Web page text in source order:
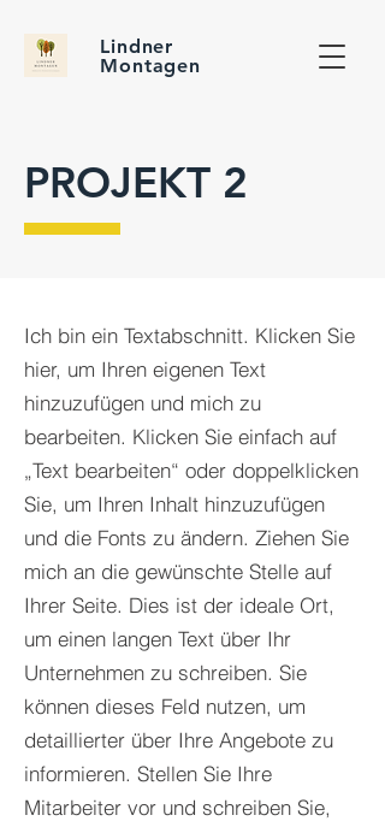
Lindner
Montagen
PROJEKT 2
Ich bin ein Textabschnitt. Klicken Sie
hier, um Ihren eigenen Text
hinzuzufügen und mich zu
bearbeiten. Klicken Sie einfach auf
„Text bearbeiten“ oder doppelklicken
Sie, um Ihren Inhalt hinzuzufügen
und die Fonts zu ändern. Ziehen Sie
mich an die gewünschte Stelle auf
Ihrer Seite. Dies ist der ideale Ort,
um einen langen Text über Ihr
Unternehmen zu schreiben. Sie
können dieses Feld nutzen, um
detaillierter über Ihre Angebote zu
informieren. Stellen Sie Ihre
Mitarbeiter vor und schreiben Sie,